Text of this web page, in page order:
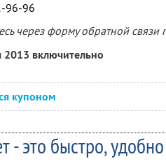
96-96
через форму обратной связи
2013 включительно
купоном
- это быстро,